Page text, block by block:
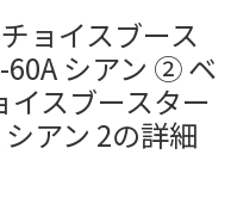
ョイスブース
シアン ② ベ
スブースター
アン 2の詳細